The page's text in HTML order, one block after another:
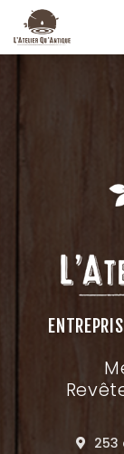
contenu
principal
253